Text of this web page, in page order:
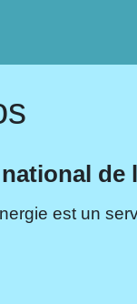
de
est un